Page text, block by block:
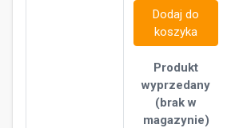
Dodaj do
koszyka
Produkt
wyprzedany
(brak w
magazynie)